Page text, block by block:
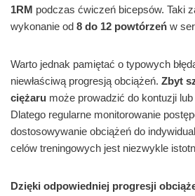
1RM podczas ćwiczeń bicepsów. Taki
wykonanie od 8 do 12 powtórzeń w
Warto jednak pamiętać o typowych
niewłaściwą progresją obciążeń. Zbyt
ciężaru może prowadzić do kontuzji
Dlatego regularne monitorowanie
dostosowywanie obciążeń do
celów treningowych jest niezwykle
Dzięki odpowiedniej progresji